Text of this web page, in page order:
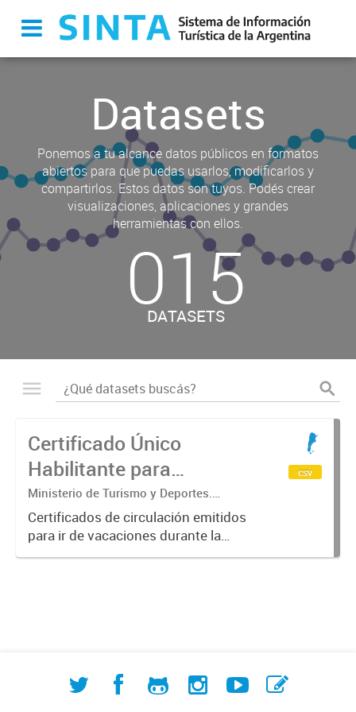
Datasets
Ponemos a tu alcance datos públicos en formatos
abiertos para que puedas usarlos, modificarlos y
compartirlos. Estos datos son tuyos. Podés crear
visualizaciones, aplicaciones y grandes
herramientas con ellos.
015
DATASETS
Certificado Único
Habilitante para
Circulación (CUHC) -
VERANO
Ministerio de Turismo y Deportes.
Subsecretaría de Desarrollo Estratégico.
Dirección Nacional de Mercados y
Estadística
Certificados de circulación emitidos
para ir de vacaciones durante la
emergencia sanitaria
csv